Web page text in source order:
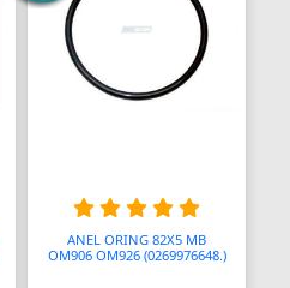
ANEL ORING 82X5 MB
OM906 OM926 (0269976648.)